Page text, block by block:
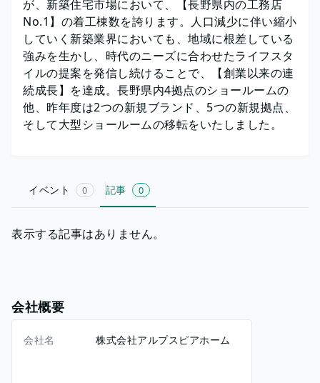
が、新築住宅市場において、【長野県内の工務店
No.1】の着工棟数を誇ります。人口減少に伴い縮小
していく新築業界においても、地域に根差している
強みを生かし、時代のニーズに合わせたライフスタ
イルの提案を発信し続けることで、【創業以来の連
続成長】を達成。長野県内4拠点のショールームの
他、昨年度は2つの新規ブランド、5つの新規拠点、
そして大型ショールームの移転をいたしました。
イベント 0 記事 0
表示する記事はありません。
会社概要
会社名 株式会社アルプスピアホーム